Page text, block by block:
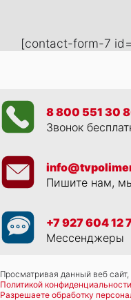
[contact-form-7
8 800 551 30
Звонок
Пишите нам,
+7 927 604 12
Мессенджеры
Просматривая данный веб
Политикой
Разрешаете обработку